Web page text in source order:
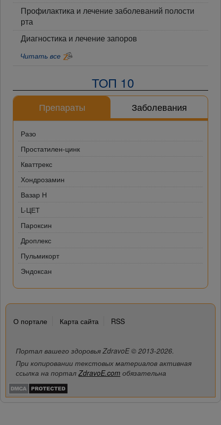
Профилактика и лечение заболеваний полости
рта
Диагностика и лечение запоров
Читать все
ТОП 10
Препараты Заболевания
Разо
Простатилен-цинк
Кваттрекс
Хондрозамин
Вазар Н
L-ЦЕТ
Пароксин
Дроплекс
Пульмикорт
Эндоксан
О портале Карта сайта RSS
Портал вашего здоровья ZdravoE © 2013-2026.
При копировании текстовых материалов активная
ссылка на портал ZdravoE.com обязательна